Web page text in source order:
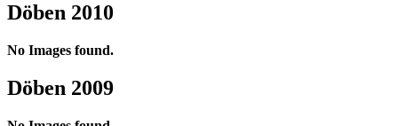
Döben 2010
No Images found.
Döben 2009